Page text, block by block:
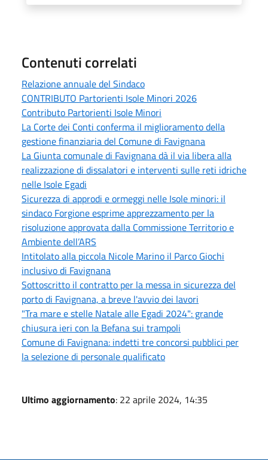
Contenuti correlati
Relazione annuale del Sindaco
CONTRIBUTO Partorienti Isole Minori 2026
Contributo Partorienti Isole Minori
La Corte dei Conti conferma il miglioramento della
gestione finanziaria del Comune di Favignana
La Giunta comunale di Favignana dà il via libera alla
realizzazione di dissalatori e interventi sulle reti idriche
nelle Isole Egadi
Sicurezza di approdi e ormeggi nelle Isole minori: il
sindaco Forgione esprime apprezzamento per la
risoluzione approvata dalla Commissione Territorio e
Ambiente dell’ARS
Intitolato alla piccola Nicole Marino il Parco Giochi
inclusivo di Favignana
Sottoscritto il contratto per la messa in sicurezza del
porto di Favignana, a breve l'avvio dei lavori
"Tra mare e stelle Natale alle Egadi 2024": grande
chiusura ieri con la Befana sui trampoli
Comune di Favignana: indetti tre concorsi pubblici per
la selezione di personale qualificato
Ultimo aggiornamento: 22 aprile 2024, 14:35